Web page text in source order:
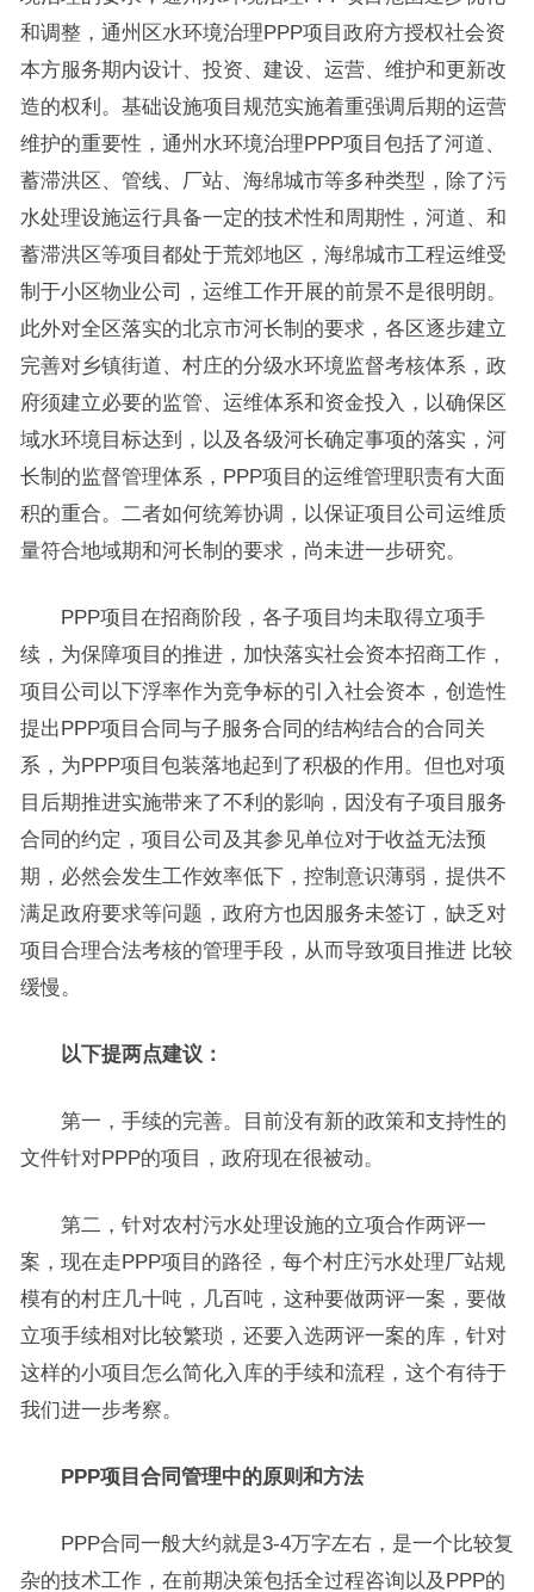
和调整，通州区水环境治理PPP项目政府方授权社会资
本方服务期内设计、投资、建设、运营、维护和更新改
造的权利。基础设施项目规范实施着重强调后期的运营
维护的重要性，通州水环境治理PPP项目包括了河道、
蓄滞洪区、管线、厂站、海绵城市等多种类型，除了污
水处理设施运行具备一定的技术性和周期性，河道、和
蓄滞洪区等项目都处于荒郊地区，海绵城市工程运维受
制于小区物业公司，运维工作开展的前景不是很明朗。
此外对全区落实的北京市河长制的要求，各区逐步建立
完善对乡镇街道、村庄的分级水环境监督考核体系，政
府须建立必要的监管、运维体系和资金投入，以确保区
域水环境目标达到，以及各级河长确定事项的落实，河
长制的监督管理体系，PPP项目的运维管理职责有大面
积的重合。二者如何统筹协调，以保证项目公司运维质
量符合地域期和河长制的要求，尚未进一步研究。
PPP项目在招商阶段，各子项目均未取得立项手
续，为保障项目的推进，加快落实社会资本招商工作，
项目公司以下浮率作为竞争标的引入社会资本，创造性
提出PPP项目合同与子服务合同的结构结合的合同关
系，为PPP项目包装落地起到了积极的作用。但也对项
目后期推进实施带来了不利的影响，因没有子项目服务
合同的约定，项目公司及其参见单位对于收益无法预
期，必然会发生工作效率低下，控制意识薄弱，提供不
满足政府要求等问题，政府方也因服务未签订，缺乏对
项目合理合法考核的管理手段，从而导致项目推进 比较
缓慢。
以下提两点建议：
第一，手续的完善。目前没有新的政策和支持性的
文件针对PPP的项目，政府现在很被动。
第二，针对农村污水处理设施的立项合作两评一
案，现在走PPP项目的路径，每个村庄污水处理厂站规
模有的村庄几十吨，几百吨，这种要做两评一案，要做
立项手续相对比较繁琐，还要入选两评一案的库，针对
这样的小项目怎么简化入库的手续和流程，这个有待于
我们进一步考察。
PPP项目合同管理中的原则和方法
PPP合同一般大约就是3-4万字左右，是一个比较复
杂的技术工作，在前期决策包括全过程咨询以及PPP的